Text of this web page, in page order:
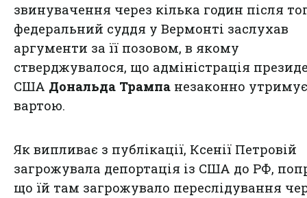
звинувачення через кілька годин після
федеральний суддя у Вермонті заслухав
аргументи за її позовом, в якому
стверджувалося, що адміністрація
США Дональда Трампа незаконно утримує
вартою.
Як випливає з публікації, Ксенії Петровій
загрожувала депортація із США до РФ,
що їй там загрожувало переслідування